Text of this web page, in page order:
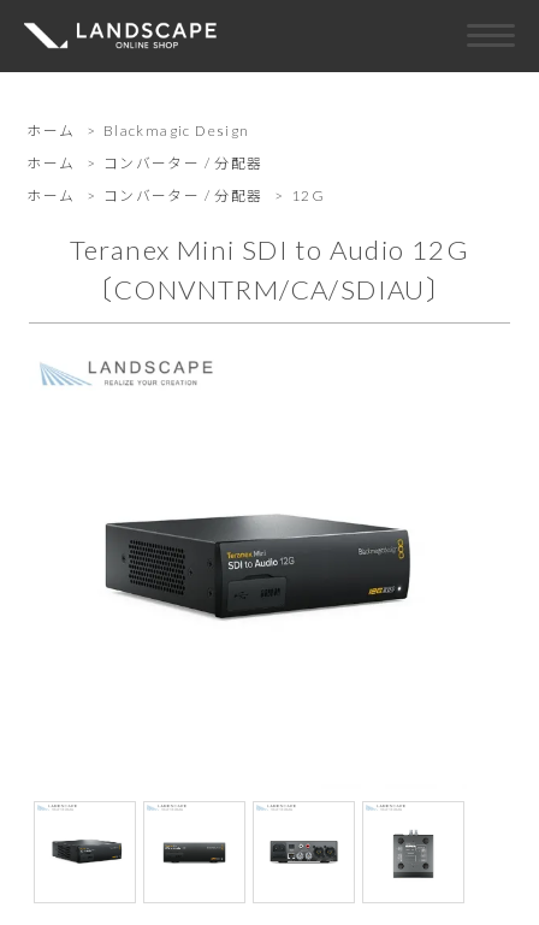
ホーム > Blackmagic Design
ホーム
>
コンバーター / 分配器
ホーム
> コンバーター / 分配器 > 12G
Teranex Mini SDI to Audio 12G
〔CONVNTRM/CA/SDIAU〕